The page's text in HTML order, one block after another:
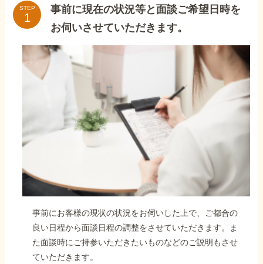
STEP
事前に現在の状況等と面談ご希望日時を
お伺いさせていただきます。
事前にお客様の現状の状況をお伺いした上で、ご都合の
良い日程から面談日程の調整をさせていただきます。ま
た面談時にご持参いただきたいものなどのご説明もさせ
ていただきます。